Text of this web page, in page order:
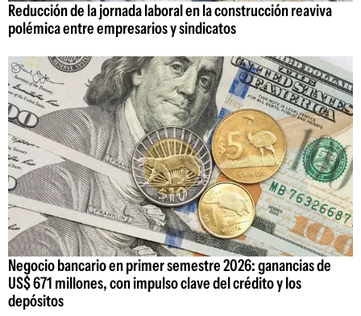
Reducción de la jornada laboral en la construcción reaviva
polémica entre empresarios y sindicatos
Negocio bancario en primer semestre 2026: ganancias de
US$ 671 millones, con impulso clave del crédito y los
depósitos